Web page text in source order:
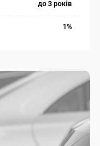
до 3 років
1%